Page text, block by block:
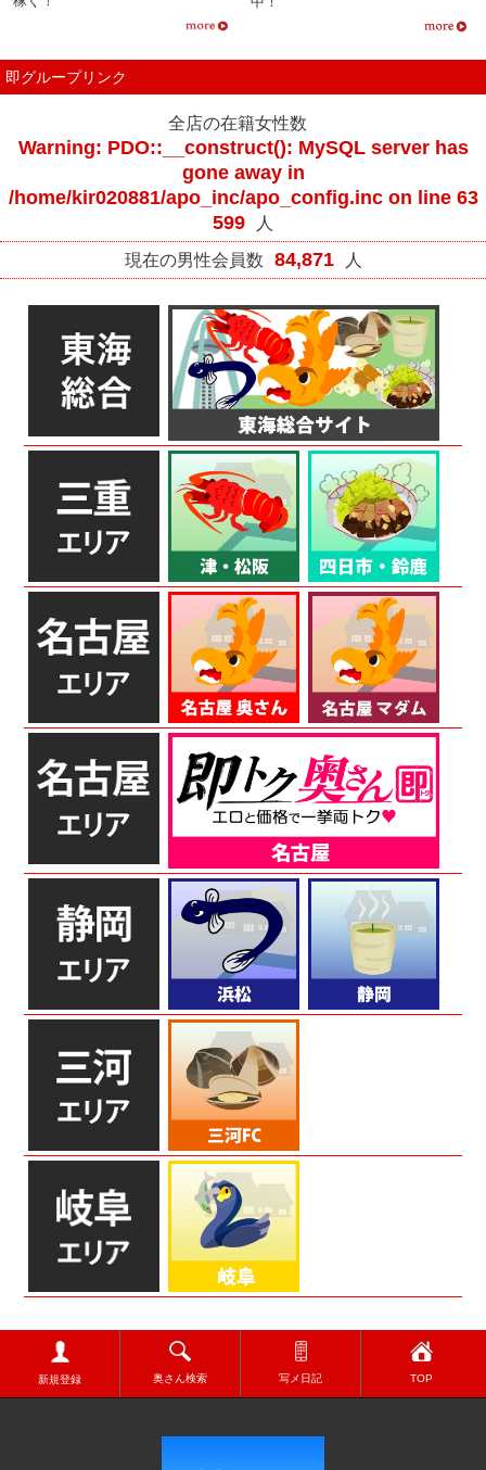
即グループリンク
全店の在籍女性数
Warning: PDO::__construct(): MySQL server has
gone away in
/home/kir020881/apo_inc/apo_config.incon line 63
599
人
現在の男性会員数
84,871 人
新規登録 奥さん検索 写メ日記 TOP